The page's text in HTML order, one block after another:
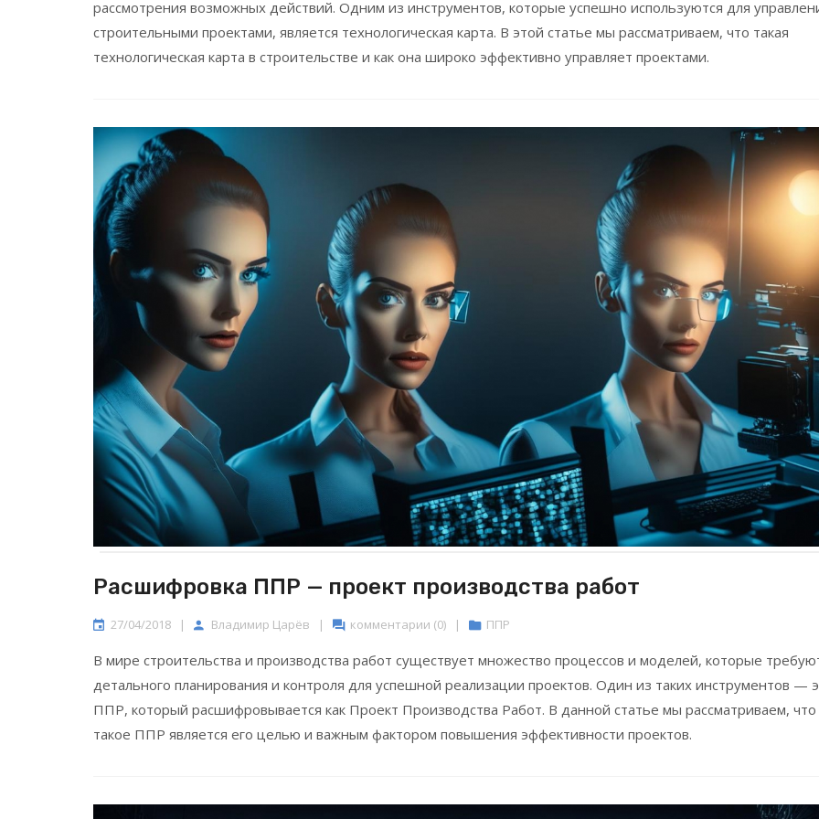
рассмотрения возможных действий. Одним из инструментов, которые успешно используются для
строительными проектами, является технологическая карта. В этой статье мы рассматриваем, что такая
технологическая карта в строительстве и как она широко эффективно управляет проектами.
Расшифровка ППР — проект производства работ
27/04/2018 | Владимир Царёв | комментарии (0) | ППР
В мире строительства и производства работ существует множество процессов и моделей, которые
детального планирования и контроля для успешной реализации проектов. Один из таких инструментов —
ППР, который расшифровывается как Проект Производства Работ. В данной статье мы рассматриваем, что
такое ППР является его целью и важным фактором повышения эффективности проектов.